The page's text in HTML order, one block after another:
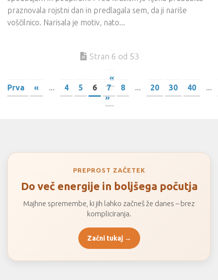
praznovala rojstni dan in predlagala sem, da ji nariše
voščilnico. Narisala je motiv, nato...
Stran 6 od 53
«
Prva
« ... 4 5 6 7 8 ... 20 30 40
...
»
PREPROST ZAČETEK
Do več energije in boljšega počutja
Majhne spremembe, ki jih lahko začneš že danes – brez
kompliciranja.
Začni tukaj →